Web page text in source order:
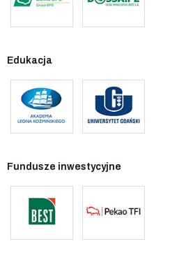
Edukacja
Fundusze inwestycyjne